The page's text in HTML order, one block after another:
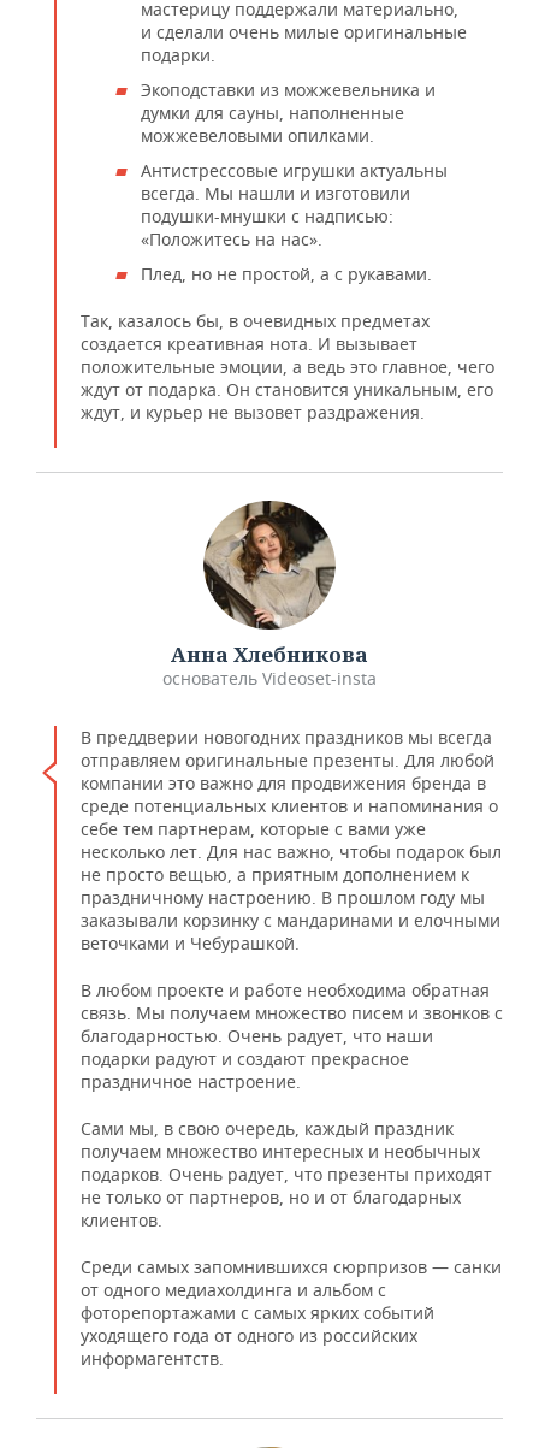
мастерицу поддержали материально,
и сделали очень милые оригинальные
подарки.
Экоподставки из можжевельника и
думки для сауны, наполненные
можжевеловыми опилками.
Антистрессовые игрушки актуальны
всегда. Мы нашли и изготовили
подушки-мнушки с надписью:
«Положитесь на нас».
Плед, но не простой, а с рукавами.
Так, казалось бы, в очевидных предметах
создается креативная нота. И вызывает
положительные эмоции, а ведь это главное, чего
ждут от подарка. Он становится уникальным, его
ждут, и курьер не вызовет раздражения.
Анна Хлебникова
основатель Videoset-insta
В преддверии новогодних праздников мы всегда
отправляем оригинальные презенты. Для любой
компании это важно для продвижения бренда в
среде потенциальных клиентов и напоминания о
себе тем партнерам, которые с вами уже
несколько лет. Для нас важно, чтобы подарок был
не просто вещью, а приятным дополнением к
праздничному настроению. В прошлом году мы
заказывали корзинку с мандаринами и елочными
веточками и Чебурашкой.
В любом проекте и работе необходима обратная
связь. Мы получаем множество писем и звонков с
благодарностью. Очень радует, что наши
подарки радуют и создают прекрасное
праздничное настроение.
Сами мы, в свою очередь, каждый праздник
получаем множество интересных и необычных
подарков. Очень радует, что презенты приходят
не только от партнеров, но и от благодарных
клиентов.
Среди самых запомнившихся сюрпризов — санки
от одного медиахолдинга и альбом с
фоторепортажами с самых ярких событий
уходящего года от одного из российских
информагентств.